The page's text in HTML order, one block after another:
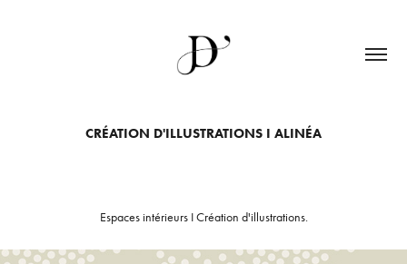
CRÉATION D'ILLUSTRATIONS I ALINÉA
Espaces intérieurs I Création d'illustrations.